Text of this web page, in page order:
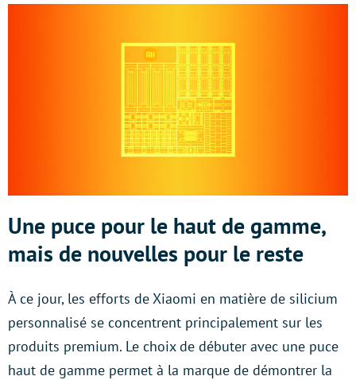
Une puce pour le haut de gamme,
mais de nouvelles pour le reste
À ce jour, les efforts de Xiaomi en matière de silicium
personnalisé se concentrent principalement sur les
produits premium. Le choix de débuter avec une puce
haut de gamme permet à la marque de démontrer la